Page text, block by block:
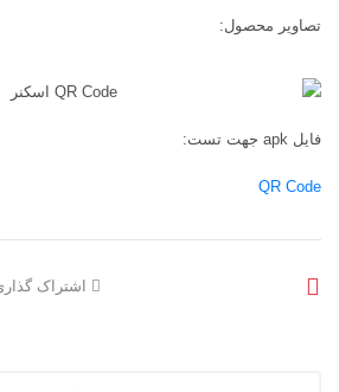
تصاویر محصول:
فایل apk جهت تست:
QR Code
اشتراک